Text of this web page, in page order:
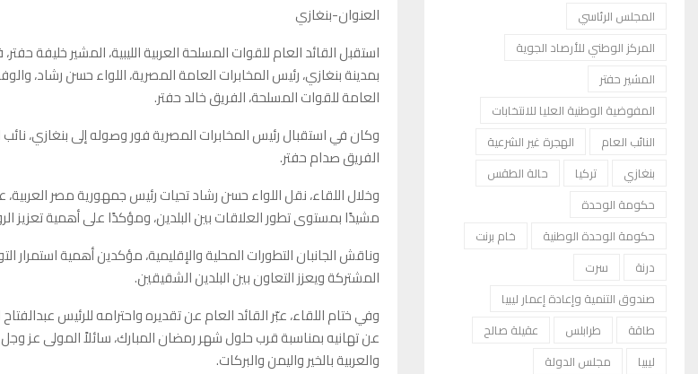
العنوان-بنغازي
استقبل القائد العام للقوات المسلحة العربية الليبية، المشير خليفة
بمدينة بنغازي، رئيس المخابرات العامة المصرية، اللواء حسن رشاد،
العامة للقوات المسلحة، الفريق خالد حفتر.
وكان في استقبال رئيس المخابرات المصرية فور وصوله إلى بنغازي، نائب
الفريق صدام حفتر.
وخلال اللقاء، نقل اللواء حسن رشاد تحيات رئيس جمهورية مصر العربية،
مشيدًا بمستوى تطور العلاقات بين البلدين، ومؤكدًا على أهمية تعزيز
وناقش الجانبان التطورات المحلية والإقليمية، مؤكدين أهمية استمرار
المشتركة ويعزز التعاون بين البلدين الشقيقين.
وفي ختام اللقاء، عبّر القائد العام عن تقديره واحترامه للرئيس
عن تهانيه بمناسبة قرب حلول شهر رمضان المبارك، سائلاً المولى عز
والعربية بالخير واليمن والبركات.
المجلس الرئاسي
المركز الوطني للأرصاد الجوية
المشير حفتر
المفوضية الوطنية العليا للانتخابات
النائب العام
الهجرة غير الشرعية
بنغازي
تركيا
حالة الطقس
حكومة الوحدة
حكومة الوحدة الوطنية
خام برنت
درنة
سرت
صندوق التنمية وإعادة إعمار ليبيا
طاقة
طرابلس
عقيلة صالح
ليبيا
مجلس الدولة